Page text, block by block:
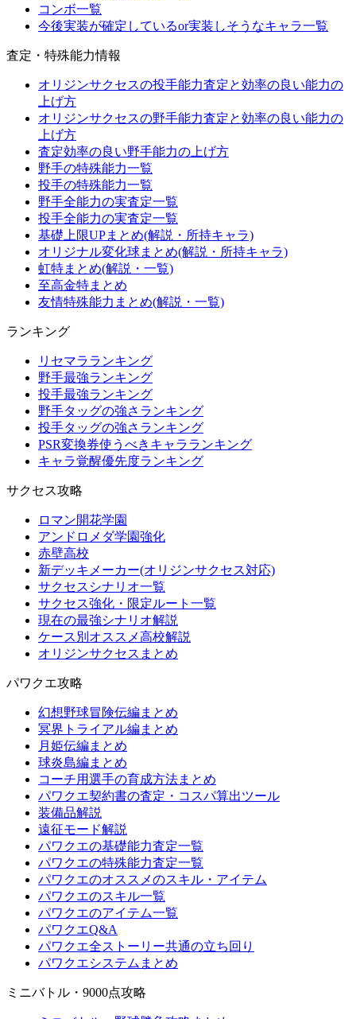
コンボ一覧
今後実装が確定しているor実装しそうなキャラ一覧
査定・特殊能力情報
オリジンサクセスの投手能力査定と効率の良い能力の
上げ方
オリジンサクセスの野手能力査定と効率の良い能力の
上げ方
査定効率の良い野手能力の上げ方
野手の特殊能力一覧
投手の特殊能力一覧
野手全能力の実査定一覧
投手全能力の実査定一覧
基礎上限UPまとめ(解説・所持キャラ)
オリジナル変化球まとめ(解説・所持キャラ)
虹特まとめ(解説・一覧)
至高金特まとめ
友情特殊能力まとめ(解説・一覧)
ランキング
リセマラランキング
野手最強ランキング
投手最強ランキング
野手タッグの強さランキング
投手タッグの強さランキング
PSR変換券使うべきキャラランキング
キャラ覚醒優先度ランキング
サクセス攻略
ロマン開花学園
アンドロメダ学園強化
赤壁高校
新デッキメーカー(オリジンサクセス対応)
サクセスシナリオ一覧
サクセス強化・限定ルート一覧
現在の最強シナリオ解説
ケース別オススメ高校解説
オリジンサクセスまとめ
パワクエ攻略
幻想野球冒険伝編まとめ
冥界トライアル編まとめ
月姫伝編まとめ
球炎島編まとめ
コーチ用選手の育成方法まとめ
パワクエ契約書の査定・コスパ算出ツール
装備品解説
遠征モード解説
パワクエの基礎能力査定一覧
パワクエの特殊能力査定一覧
パワクエのオススメのスキル・アイテム
パワクエのスキル一覧
パワクエのアイテム一覧
パワクエQ&A
パワクエ全ストーリー共通の立ち回り
パワクエシステムまとめ
ミニバトル・9000点攻略